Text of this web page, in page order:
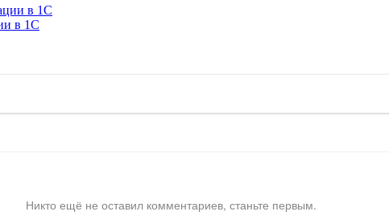
в 1C
Никто ещё не оставил комментариев, станьте первым.